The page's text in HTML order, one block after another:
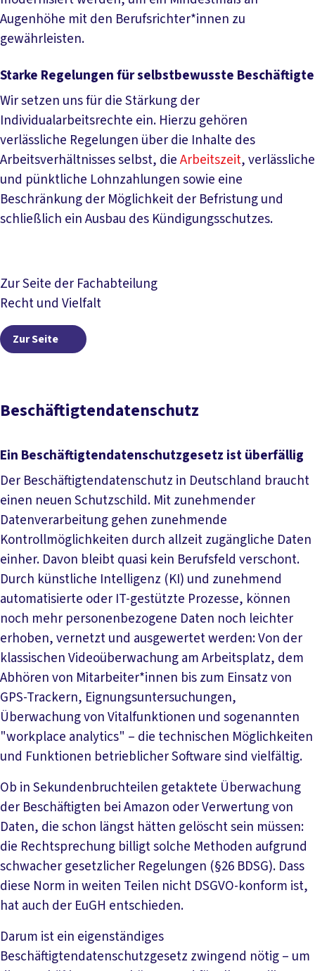
Augenhöhe mit den Berufsrichter*innen zu
gewährleisten.
Starke Regelungen für selbstbewusste Beschäftigte
Wir setzen uns für die Stärkung der
Individualarbeitsrechte ein. Hierzu gehören
verlässliche Regelungen über die Inhalte des
Arbeitsverhältnisses selbst, dieArbeitszeit, verlässliche
und pünktliche Lohnzahlungen sowie eine
Beschränkung der Möglichkeit der Befristung und
schließlich ein Ausbau des Kündigungsschutzes.
Zur Seite der Fachabteilung
Recht und Vielfalt
Zur Seite Zur Seite
Beschäftigtendatenschutz
Ein Beschäftigtendatenschutzgesetz ist überfällig
Der Beschäftigtendatenschutz in Deutschland braucht
einen neuen Schutzschild. Mit zunehmender
Datenverarbeitung gehen zunehmende
Kontrollmöglichkeiten durch allzeit zugängliche Daten
einher. Davon bleibt quasi kein Berufsfeld verschont.
Durch künstliche Intelligenz (KI) und zunehmend
automatisierte oder IT-gestützte Prozesse, können
noch mehr personenbezogene Daten noch leichter
erhoben, vernetzt und ausgewertet werden: Von der
klassischen Videoüberwachung am Arbeitsplatz, dem
Abhören von Mitarbeiter*innen bis zum Einsatz von
GPS-Trackern, Eignungsuntersuchungen,
Überwachung von Vitalfunktionen und sogenannten
"workplace analytics" – die technischen Möglichkeiten
und Funktionen betrieblicher Software sind vielfältig.
Ob in Sekundenbruchteilen getaktete Überwachung
der Beschäftigten bei Amazon oder Verwertung von
Daten, die schon längst hätten gelöscht sein müssen:
die Rechtsprechung billigt solche Methoden aufgrund
schwacher gesetzlicher Regelungen (§26 BDSG). Dass
diese Norm in weiten Teilen nicht DSGVO-konform ist,
hat auch der EuGH entschieden.
Darum ist ein eigenständiges
Beschäftigtendatenschutzgesetz zwingend nötig – um